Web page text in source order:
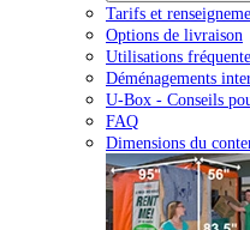
Tarifs et
Options de livraison
Utilisations
Déménagements
U-Box - Conseils
FAQ
Dimensions du